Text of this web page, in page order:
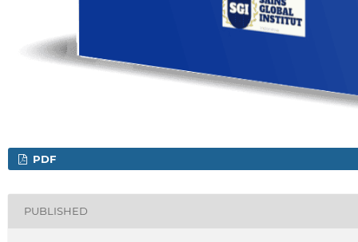
PDF
PUBLISHED